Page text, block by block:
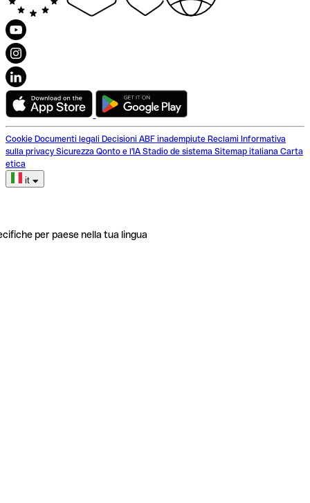
Cookie Documenti legali Decisioni ABF inadempiute Reclami Informativa
sulla privacy Sicurezza Qonto e l'IA Stadio de sistema Sitemap italiana Carta
etica
it
per paese nella tua lingua